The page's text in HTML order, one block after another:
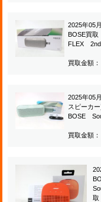
2025年05
BOSE買
FLEX 2nd
買取金額：
2025年05
スピーカ
BOSE
買取金額：
取